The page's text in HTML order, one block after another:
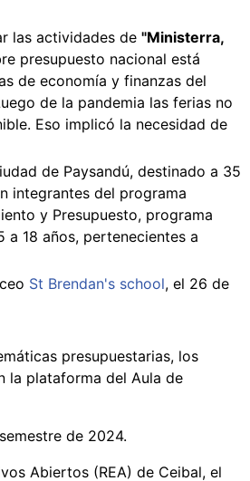
las actividades de "Ministerra,
presupuesto nacional está
de economía y finanzas del
de la pandemia las ferias no
Eso implicó la necesidad de
de Paysandú, destinado a 35
integrantes del programa
y Presupuesto, programa
18 años, pertenecientes a
St Brendan's school, el 26 de
presupuestarias, los
la plataforma del Aula de
de 2024.
Abiertos (REA) de Ceibal, el